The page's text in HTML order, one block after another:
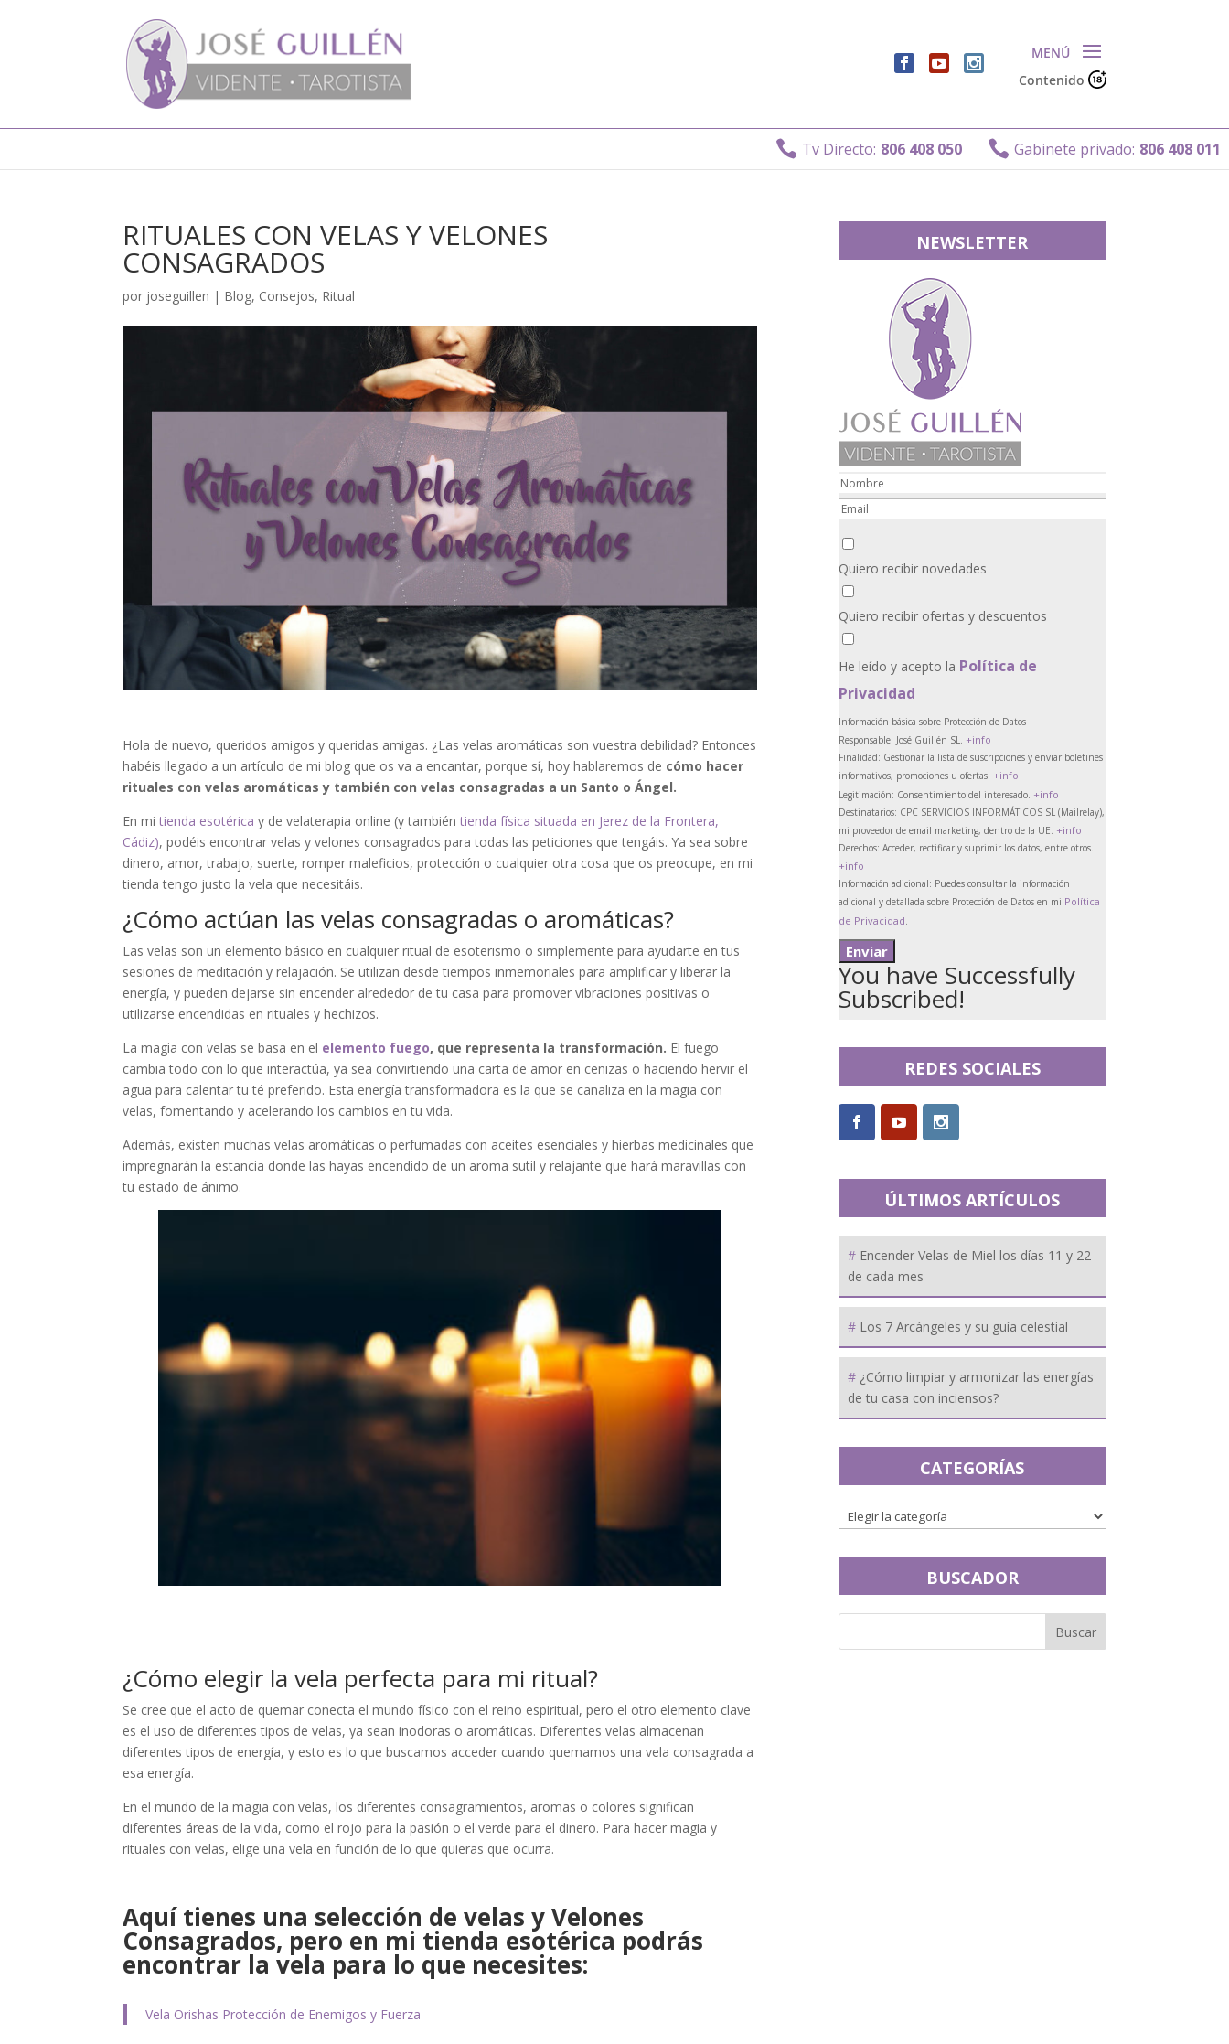
Contenido
Tv Directo: 806 408 050  Gabinete privado: 806 408 011
RITUALES CON VELAS Y VELONES
CONSAGRADOS
por joseguillen | Blog, Consejos, Ritual
Hola de nuevo, queridos amigos y queridas amigas. ¿Las velas aromáticas son vuestra debilidad? Entonces
habéis llegado a un artículo de mi blog que os va a encantar, porque sí, hoy hablaremos de cómo hacer
rituales con velas aromáticas y también con velas consagradas a un Santo o Ángel.
En mitienda esotérica y de velaterapia online (y tambiéntienda física situada en Jerez de la Frontera,
Cádiz), podéis encontrar velas y velones consagrados para todas las peticiones que tengáis. Ya sea sobre
dinero, amor, trabajo, suerte, romper maleficios, protección o cualquier otra cosa que os preocupe, en mi
tienda tengo justo la vela que necesitáis.
¿Cómo actúan las velas consagradas o aromáticas?
Las velas son un elemento básico en cualquier ritual de esoterismo o simplemente para ayudarte en tus
sesiones de meditación y relajación. Se utilizan desde tiempos inmemoriales para amplificar y liberar la
energía, y pueden dejarse sin encender alrededor de tu casa para promover vibraciones positivas o
utilizarse encendidas en rituales y hechizos.
La magia con velas se basa en el elemento fuego, que representa la transformación. El fuego
cambia todo con lo que interactúa, ya sea convirtiendo una carta de amor en cenizas o haciendo hervir el
agua para calentar tu té preferido. Esta energía transformadora es la que se canaliza en la magia con
velas, fomentando y acelerando los cambios en tu vida.
Además, existen muchas velas aromáticas o perfumadas con aceites esenciales y hierbas medicinales que
impregnarán la estancia donde las hayas encendido de un aroma sutil y relajante que hará maravillas con
tu estado de ánimo.
¿Cómo elegir la vela perfecta para mi ritual?
Se cree que el acto de quemar conecta el mundo físico con el reino espiritual, pero el otro elemento clave
es el uso de diferentes tipos de velas, ya sean inodoras o aromáticas. Diferentes velas almacenan
diferentes tipos de energía, y esto es lo que buscamos acceder cuando quemamos una vela consagrada a
esa energía.
En el mundo de la magia con velas, los diferentes consagramientos, aromas o colores significan
diferentes áreas de la vida, como el rojo para la pasión o el verde para el dinero. Para hacer magia y
rituales con velas, elige una vela en función de lo que quieras que ocurra.
Aquí tienes una selección de velas y Velones
Consagrados, pero en mi tienda esotérica podrás
encontrar la vela para lo que necesites:
Vela Orishas Protección de Enemigos y Fuerza
NEWSLETTER
Quiero recibir novedades
Quiero recibir ofertas y descuentos
He leído y acepto la Política de
Privacidad
Información básica sobre Protección de Datos
Responsable: José Guillén SL. +info
Finalidad: Gestionar la lista de suscripciones y enviar boletines
informativos, promociones u ofertas. +info
Legitimación: Consentimiento del interesado. +info
Destinatarios: CPC SERVICIOS INFORMÁTICOS SL (Mailrelay),
mi proveedor de email marketing, dentro de la UE. +info
Derechos: Acceder, rectificar y suprimir los datos, entre otros.
+info
Información adicional: Puedes consultar la información
adicional y detallada sobre Protección de Datos en mi Política
de Privacidad.
You have Successfully
Subscribed!
REDES SOCIALES
ÚLTIMOS ARTÍCULOS
Encender Velas de Miel los días 11 y 22
de cada mes
Los 7 Arcángeles y su guía celestial
¿Cómo limpiar y armonizar las energías
de tu casa con inciensos?
CATEGORÍAS
BUSCADOR